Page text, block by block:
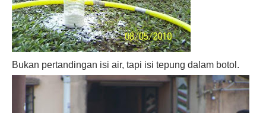
Bukan pertandingan isi air, tapi isi tepung dalam botol.